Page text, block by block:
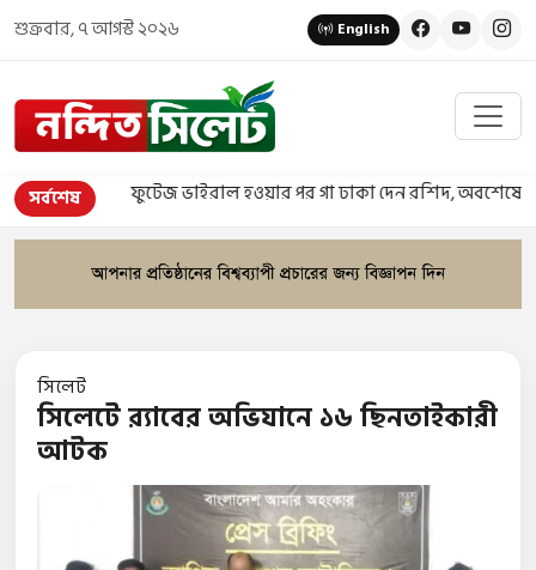
শুক্রবার, ৭ আগস্ট ২০২৬ English
সর্বশেষ ফুটেজ ভাইরাল হওয়ার পর গা ঢাকা দেন রশিদ, অবশেষে গ্রেপ্তার
সিলেট
সিলেটে র‌্যাবের অভিযানে ১৬ ছিনতাইকারী
আটক